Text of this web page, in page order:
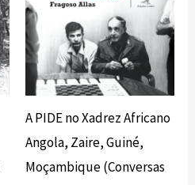
A PIDE no Xadrez Africano
Angola, Zaire, Guiné,
Moçambique (Conversas